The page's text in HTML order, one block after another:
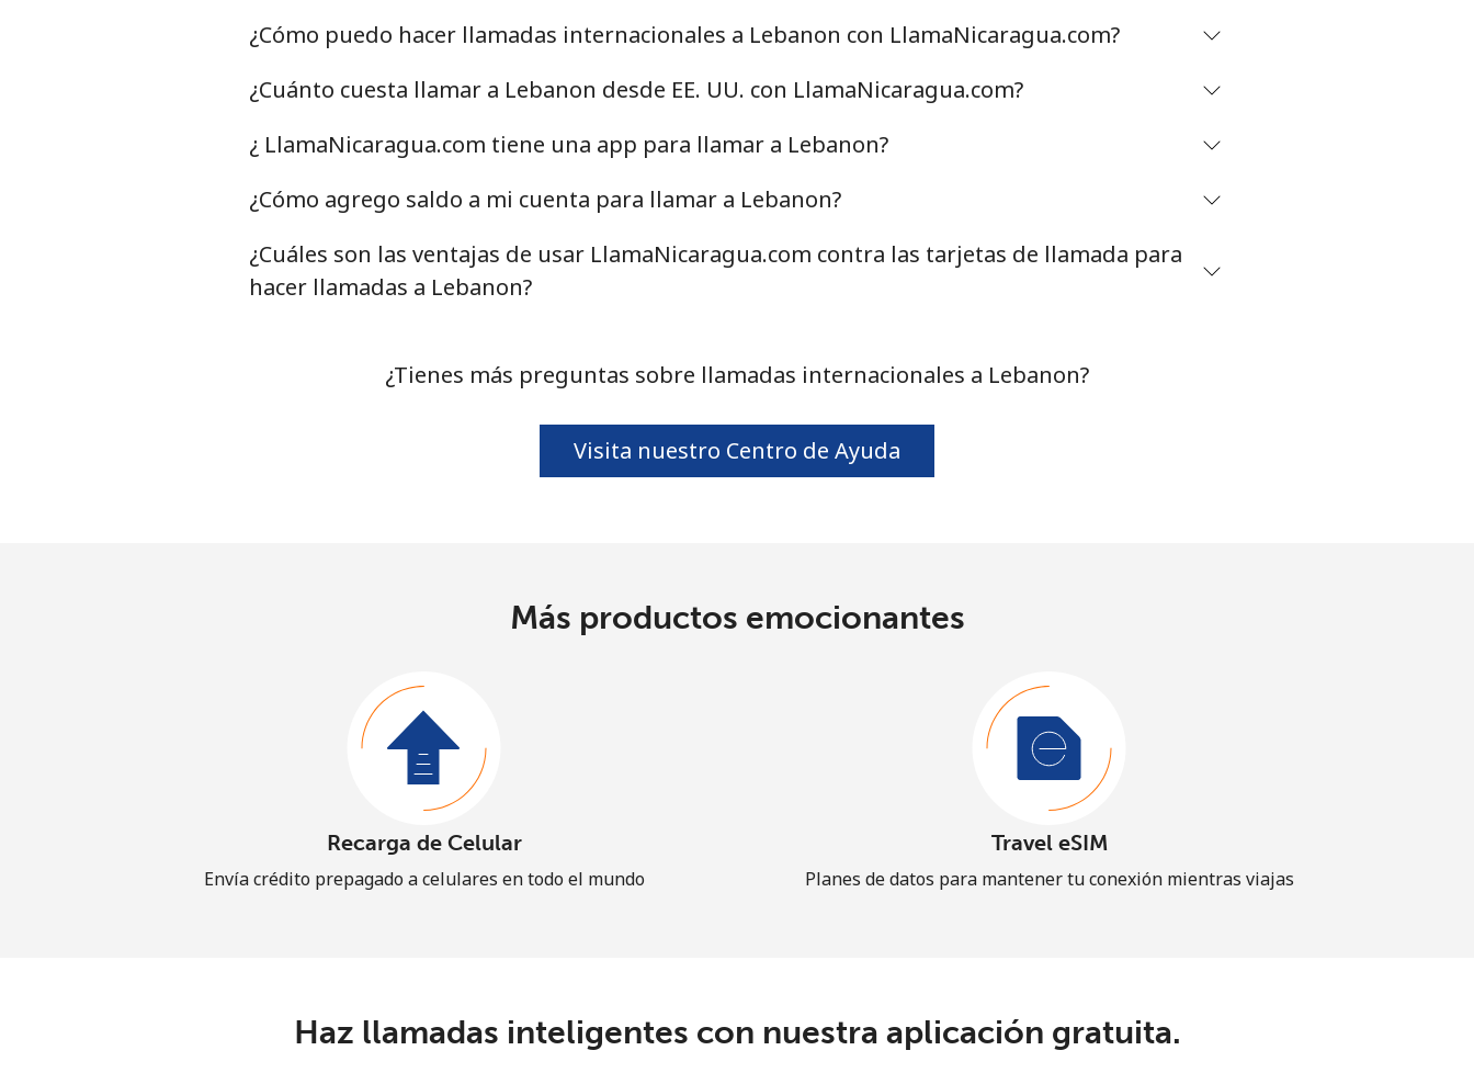
¿Olvidaste tu contraseña? →
Iniciar Sesión
¿Cómo puedo hacer llamadas internacionales a Lebanon con LlamaNicaragua.com?
¿Cuánto cuesta llamar a Lebanon desde EE. UU. con LlamaNicaragua.com?
¿ LlamaNicaragua.com tiene una app para llamar a Lebanon?
¿Cómo agrego saldo a mi cuenta para llamar a Lebanon?
¿Cuáles son las ventajas de usar LlamaNicaragua.com contra las tarjetas de llamada para
hacer llamadas a Lebanon?
¿Tienes más preguntas sobre llamadas internacionales a Lebanon?
Visita nuestro Centro de Ayuda
Más productos emocionantes
Recarga de Celular
Envía crédito prepagado a celulares en todo el mundo
Travel eSIM
Planes de datos para mantener tu conexión mientras viajas
Haz llamadas inteligentes con nuestra aplicación gratuita.